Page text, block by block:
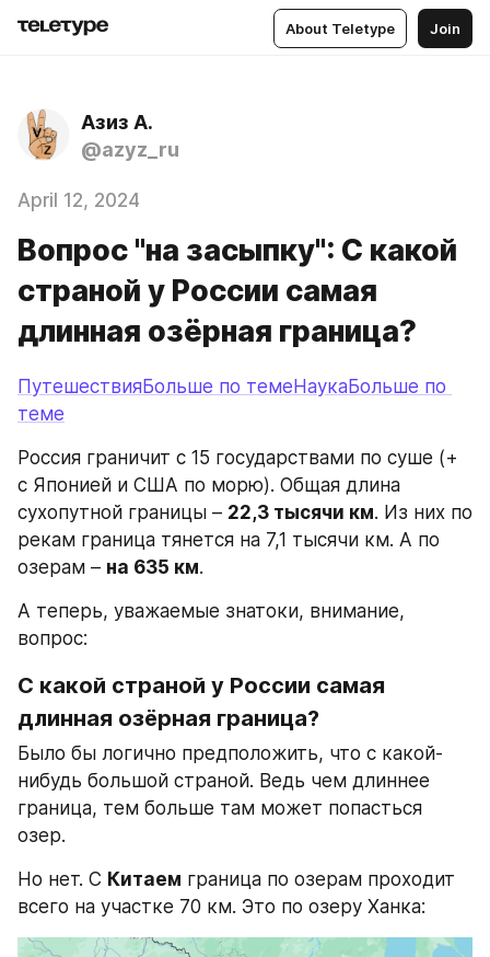
About Teletype Join
Азиз А.
@azyz_ru
April 12, 2024
Вопрос "на засыпку": С какой
страной у России самая
длинная озёрная граница?
ПутешествияБольше по теме НаукаБольше по
теме
Россия граничит с 15 государствами по суше (+
с Японией и США по морю). Общая длина
сухопутной границы – 22,3 тысячи км. Из них по
рекам граница тянется на 7,1 тысячи км. А по
озерам – на 635 км.
А теперь, уважаемые знатоки, внимание,
вопрос:
С какой страной у России самая
длинная озёрная граница?
Было бы логично предположить, что с какой-
нибудь большой страной. Ведь чем длиннее
граница, тем больше там может попасться
озер.
Но нет. С Китаем граница по озерам проходит
всего на участке 70 км. Это по озеру Ханка: